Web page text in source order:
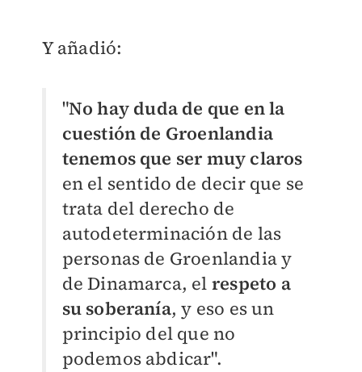
Y añadió:
"No hay duda de que en la
cuestión de Groenlandia
tenemos que ser muy claros
en el sentido de decir que se
trata del derecho de
autodeterminación de las
personas de Groenlandia y
de Dinamarca, el respeto a
su soberanía, y eso es un
principio del que no
podemos abdicar".